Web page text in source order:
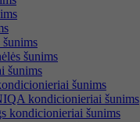
šunims
šunims
šunims
šunims
kondicionieriai šunims
kondicionieriai šunims